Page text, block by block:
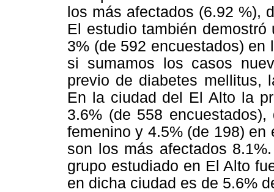
los más afectados (6.92 %),
El estudio también
3% (de 592 encuestados)
si sumamos los casos
previo de diabetes mellitus,
En la ciudad del El Alto la
3.6% (de 558
femenino y 4.5% (de 198)
son los más afectados
grupo estudiado en El Alto
en dicha ciudad es de 5.6%